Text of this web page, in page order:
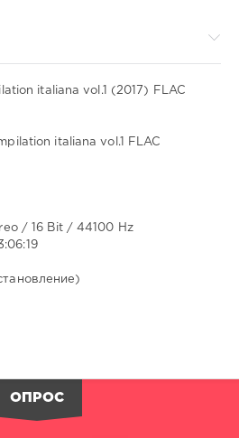
italiana vol.1 FLAC
/ 16 Bit / 44100 Hz
ОПРОС